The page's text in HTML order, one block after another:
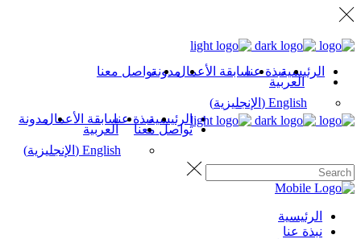
الرئيسيةنبذة عناسابقة الأعمالمدونةتواصل معنا
العربية
English
( الإنجليزية)
الرئيسيةنبذة عناسابقة الأعمالمدونة
تواصل معنا
العربية
English
( الإنجليزية)
الرئيسية
نبذة عنا